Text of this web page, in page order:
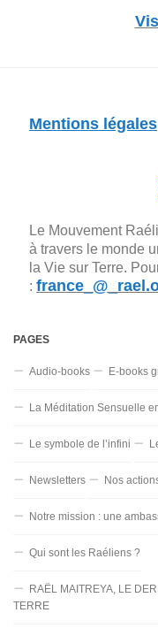
Mentions légales
Le Mouvement
à travers le monde
la Vie sur Terre.
:
PAGES
Audio-books E-books
La Méditation Sensuelle
Le symbole de l’infini
Newsletters Nos
Notre mission : une
Qui sont les Raéliens ?
RAËL MAITREYA, LE
TERRE